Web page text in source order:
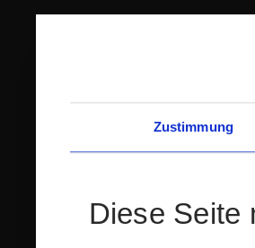
Zustimmung
Diese Seite